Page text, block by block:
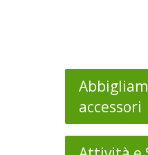
accessori